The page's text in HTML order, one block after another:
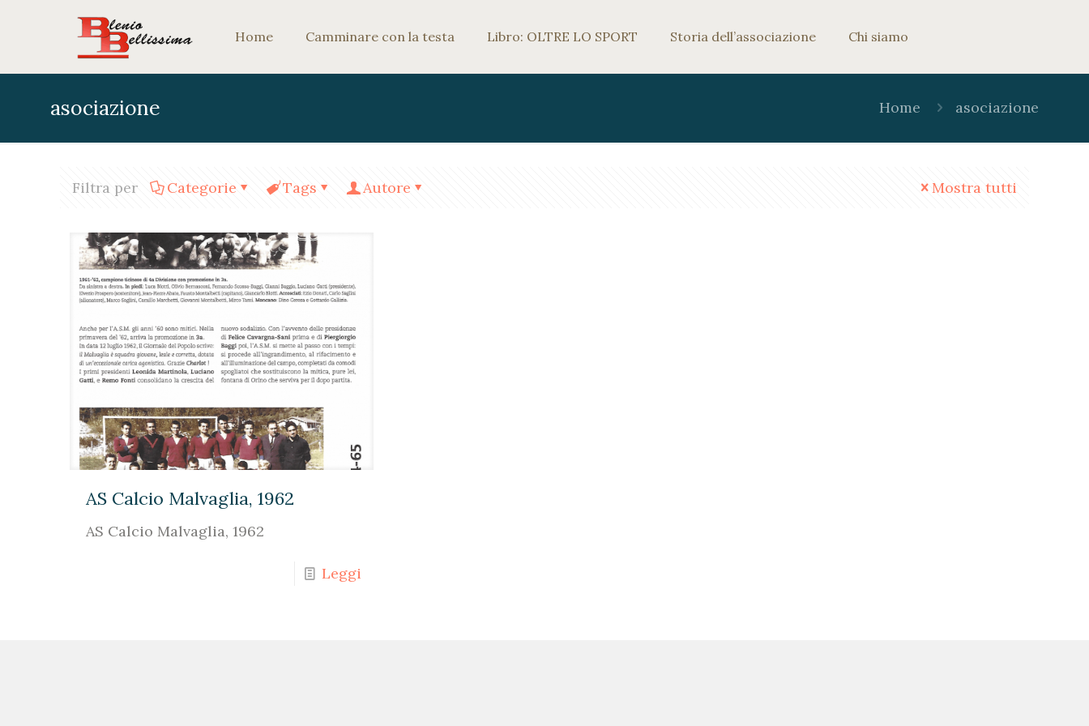
Home Camminare con la testa Libro: OLTRE LO SPORT Storia dell’associazione Chi siamo
asociazione Home asociazione
Filtra per Categorie Tags Autore Mostra tutti
AS Calcio Malvaglia, 1962
AS Calcio Malvaglia, 1962
Leggi